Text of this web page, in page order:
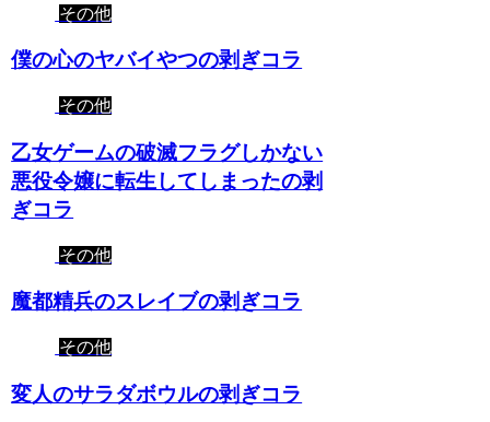
その他
僕の心のヤバイやつの剥ぎコラ
その他
乙女ゲームの破滅フラグしかない
悪役令嬢に転生してしまったの剥
ぎコラ
その他
魔都精兵のスレイブの剥ぎコラ
その他
変人のサラダボウルの剥ぎコラ